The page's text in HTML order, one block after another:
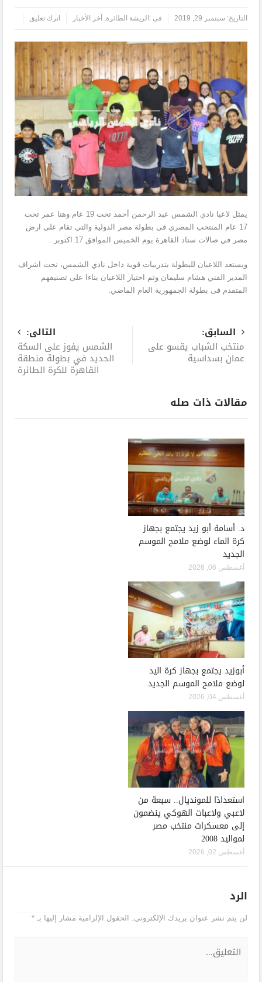
التاريخ: سبتمبر 29, 2019 فى : الريشة الطائرة, آخر الأخبار اترك تعليق
يمثل لاعبا نادي الشمس عبد الرحمن أحمد تحت 19 عام وهنا عمر تحت
17 عام المنتخب المصري فى بطولة مصر الدولية والتي تقام على ارض
مصر في صالات ستاد القاهرة يوم الخميس الموافق 17 اكتوبر .
ويستعد اللاعبان للبطولة بتدريبات قوية داخل نادي الشمس، تحت اشراف
المدير الفني هشام سليمان وتم اختيار اللاعبان بناءا على تصنيفهم
المتقدم فى بطولة الجمهورية العام الماضي.
السابق:
منتخب الشباب يقسو على
عمان بسداسية
التالى:
الشمس يفوز على السكة
الحديد في بطولة منطقة
القاهرة للكرة الطائرة
مقالات ذات صله
د. أسامة أبو زيد يجتمع بجهاز
كرة الماء لوضع ملامح الموسم
الجديد
أغسطس 06, 2026
أبوزيد يجتمع بجهاز كرة اليد
لوضع ملامح الموسم الجديد
أغسطس 04, 2026
استعدادًا للمونديال.. سبعة من
لاعبي ولاعبات الهوكي ينضمون
إلى معسكرات منتخب مصر
لمواليد 2008
أغسطس 02, 2026
الرد
لن يتم نشر عنوان بريدك الإلكتروني. الحقول الإلزامية مشار إليها بـ*